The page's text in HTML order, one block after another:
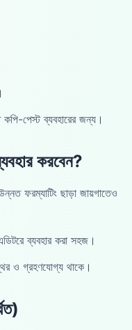
পেস্ট ব্যবহারের জন্য।
করবেন?
ফরম্যাটিং ছাড়া জায়গাতেও
ব্যবহার করা সহজ।
ও গ্রহণযোগ্য থাকে।